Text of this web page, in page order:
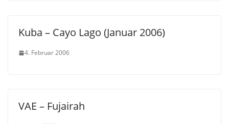
Kuba – Cayo Lago (Januar 2006)
4. Februar 2006
VAE – Fujairah